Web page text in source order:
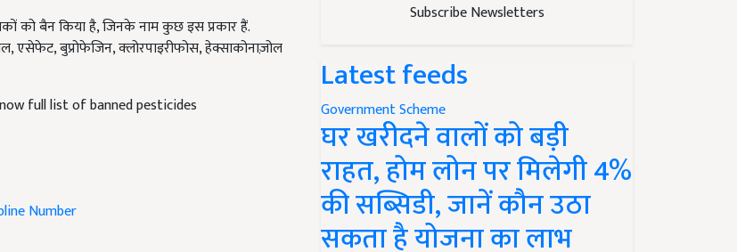
को बैन किया है, जिनके नाम कुछ इस प्रकार हैं.
एसेफेट, बुप्रोफेजिन, क्लोरपाइरीफोस, हेक्साकोनाज़ोल
full list of banned pesticides
Number
Subscribe Newsletters
Latest feeds
Government Scheme
घर खरीदने वालों को बड़ी
राहत, होम लोन पर मिलेगी 4%
की सब्सिडी, जानें कौन उठा
सकता है योजना का लाभ